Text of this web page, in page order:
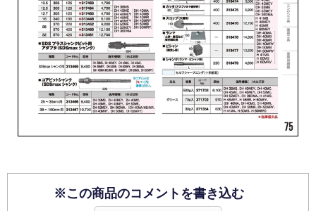
※この商品のコメントを書き込む